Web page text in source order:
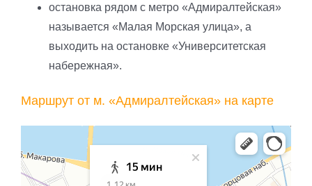
остановка рядом с метро «Адмиралтейская»
называется «Малая Морская улица», а
выходить на остановке «Университетская
набережная».
Маршрут от м. «Адмиралтейская» на карте